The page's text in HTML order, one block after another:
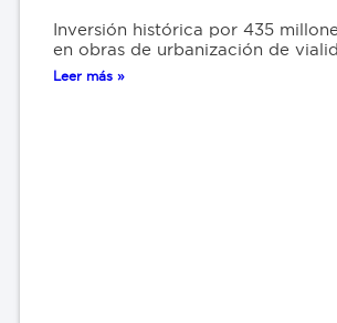
Inversión histórica por 435
en obras de urbanización de
Leer más »